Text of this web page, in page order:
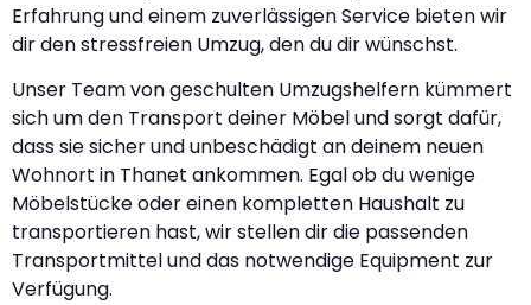
Erfahrung und einem zuverlässigen Service bieten wir
dir den stressfreien Umzug, den du dir wünschst.
Unser Team von geschulten Umzugshelfern kümmert
sich um den Transport deiner Möbel und sorgt dafür,
dass sie sicher und unbeschädigt an deinem neuen
Wohnort in Thanet ankommen. Egal ob du wenige
Möbelstücke oder einen kompletten Haushalt zu
transportieren hast, wir stellen dir die passenden
Transportmittel und das notwendige Equipment zur
Verfügung.